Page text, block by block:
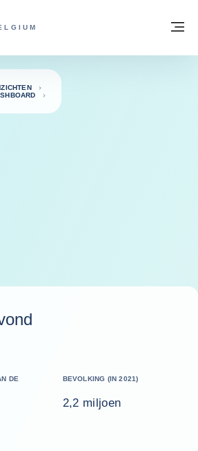
FOR TRADE - GROEP
DE
BEVOLKING (IN 2021)
2,2 miljoen